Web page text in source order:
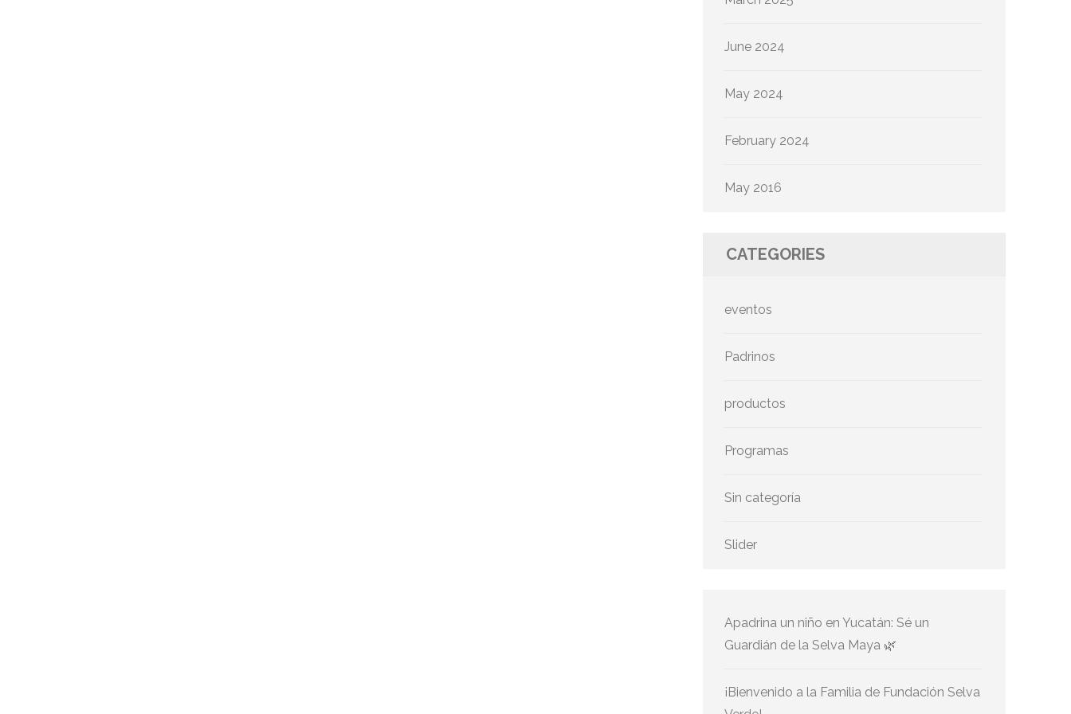
June 2024
May 2024
February 2024
May 2016
CATEGORIES
eventos
Padrinos
productos
Programas
Sin categoría
Slider
Apadrina un niño en Yucatán: Sé un
Guardián de la Selva Maya 🌿
¡Bienvenido a la Familia de Fundación Selva